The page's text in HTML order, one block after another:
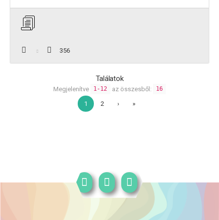
356
Találatok
Megjelenítve 1-12 az összesből: 16
1 2 › »